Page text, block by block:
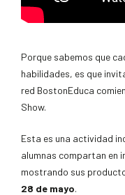
Porque sabemos que
habilidades, es que
red BostonEduca
Show.
Esta es una actividad
alumnas compartan en
mostrando sus
28 de mayo.